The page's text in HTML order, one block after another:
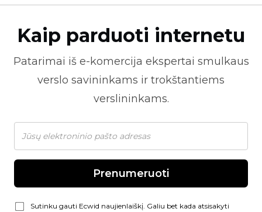
Kaip parduoti internetu
Patarimai iš e-komercija ekspertai smulkaus
verslo savininkams ir trokštantiems
verslininkams.
Prenumeruoti
Sutinku gauti Ecwid naujienlaiškį. Galiu bet kada atsisakyti